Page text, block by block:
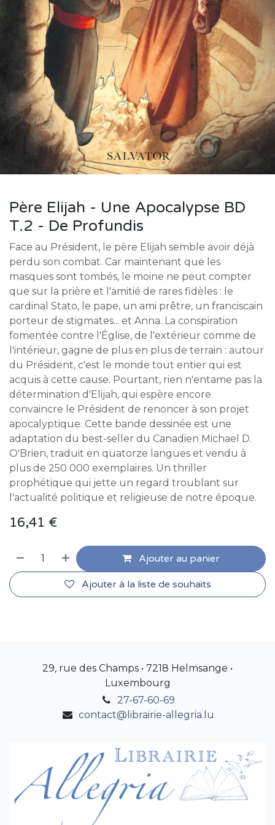
Père Elijah - Une Apocalypse BD
T.2 - De Profundis
Face au Président, le père Elijah semble avoir déjà
perdu son combat. Car maintenant que les
masques sont tombés, le moine ne peut compter
que sur la prière et l'amitié de rares fidèles : le
cardinal Stato, le pape, un ami prêtre, un franciscain
porteur de stigmates... et Anna. La conspiration
fomentée contre l'Église, de l'extérieur comme de
l'intérieur, gagne de plus en plus de terrain : autour
du Président, c'est le monde tout entier qui est
acquis à cette cause. Pourtant, rien n'entame pas la
détermination d'Elijah, qui espère encore
convaincre le Président de renoncer à son projet
apocalyptique. Cette bande dessinée est une
adaptation du best-seller du Canadien Michael D.
O'Brien, traduit en quatorze langues et vendu à
plus de 250 000 exemplaires. Un thriller
prophétique qui jette un regard troublant sur
l'actualité politique et religieuse de notre époque.
16,41 €
Ajouter au panier
Ajouter à la liste de souhaits
29, rue des Champs • 7218 Helmsange •
Luxembourg
27-67-60-69
contact@librairie-allegria.lu